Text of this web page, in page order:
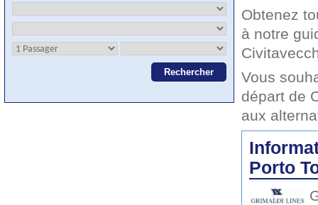
Obtenez
à notre
Vous
départ de
aux
Porto